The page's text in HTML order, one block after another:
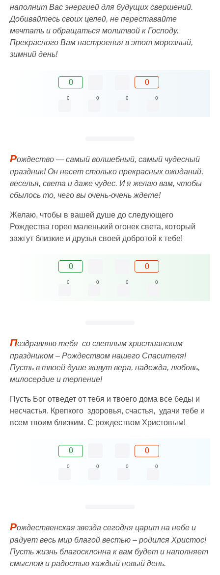
наполнит Вас энергией для будущих свершений.
Добивайтесь своих целей, не переставайте
мечтать и обращаться молитвой к Господу.
Прекрасного Вам настроения в этот морозный,
зимний день!
0 0
0 0 0 0
Рождество — самый волшебный, самый чудесный
праздник! Он несет столько прекрасных ожиданий,
веселья, света и даже чудес. И я желаю вам, чтобы
сбылось то, чего вы очень-очень ждете!
Желаю, чтобы в вашей душе до следующего
Рождества горел маленький огонек света, который
зажгут близкие и друзья своей добротой к тебе!
0 0
0 0 0 0
Поздравляю тебя со светлым христианским
праздником – Рождеством нашего Спасителя!
Пусть в твоей душе живут вера, надежда, любовь,
милосердие и терпение!
Пусть Бог отведет от тебя и твоего дома все беды и
несчастья. Крепкого здоровья, счастья, удачи тебе и
всем твоим близким. С рождеством Христовым!
0 0
0 0 0 0
Рождественская звезда сегодня царит на небе и
радует весь мир благой вестью – родился Христос!
Пусть жизнь благосклонна к вам будет и наполняет
смыслом и радостью каждый новый день.